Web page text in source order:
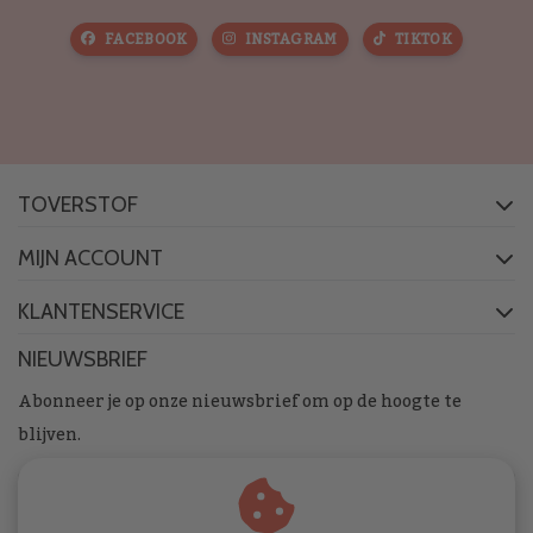
FACEBOOK INSTAGRAM TIKTOK
TOVERSTOF
MIJN ACCOUNT
KLANTENSERVICE
NIEUWSBRIEF
Abonneer je op onze nieuwsbrief om op de hoogte te
blijven.